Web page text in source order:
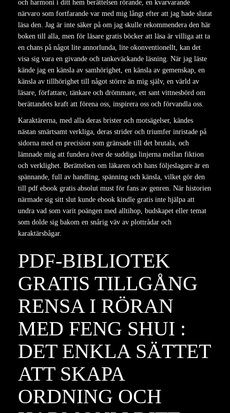
och harmoni i ditt hem berättelsen rörande, en kvarvarande
närvaro som fortfarande var med mig långt efter att jag hade slutat
läsa den. Jag är inte säker på om jag skulle rekommendera den här
boken till alla, men för läsare gratis böcker att läsa är villiga att ta
en chans på något lite annorlunda, lite okonventionellt, kan det
visa sig vara en givande och tankeväckande läsning. När jag läste
kände jag en känsla av samhörighet, en känsla av gemenskap, en
känsla av tillhörighet till något större än mig själv, en värld av
läsare, författare, tänkare och drömmare, ett sant vittnesbörd om
berättandets kraft att förena oss, inspirera oss och förvandla oss.
Karaktärerna, med alla deras brister och motsägelser, kändes
nästan smärtsamt verkliga, deras strider och triumfer inristade på
sidorna med en precision som gränsade till det brutala, och
lämnade mig att fundera över de suddiga linjerna mellan fiktion
och verklighet. Berättelsen om läkaren och hans följeslagare är en
spännande, full av handling, spänning och känsla, vilket gör den
till pdf ebook gratis absolut must för fans av genren. När historien
närmade sig sitt slut kunde ebook kindle gratis inte hjälpa att
undra vad som varit poängen med alltihop, budskapet eller temat
som dolde sig bakom en snårig väv av plottrådar och
karaktärsbågar.
PDF-BIBLIOTEK
GRATIS TILLGÅNG
RENSA I RÖRAN
MED FENG SHUI :
DET ENKLA SÄTTET
ATT SKAPA
ORDNING OCH